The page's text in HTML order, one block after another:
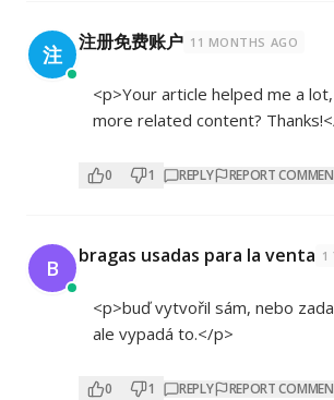
注 注册免费账户 11 MONTHS AGO
<p>Your article helped me a
more related content?
0 1 REPLY REPORT
B bragas usadas para la venta 1
<p>buď vytvořil sám, nebo
ale vypadá to.</p>
0 1 REPLY REPORT